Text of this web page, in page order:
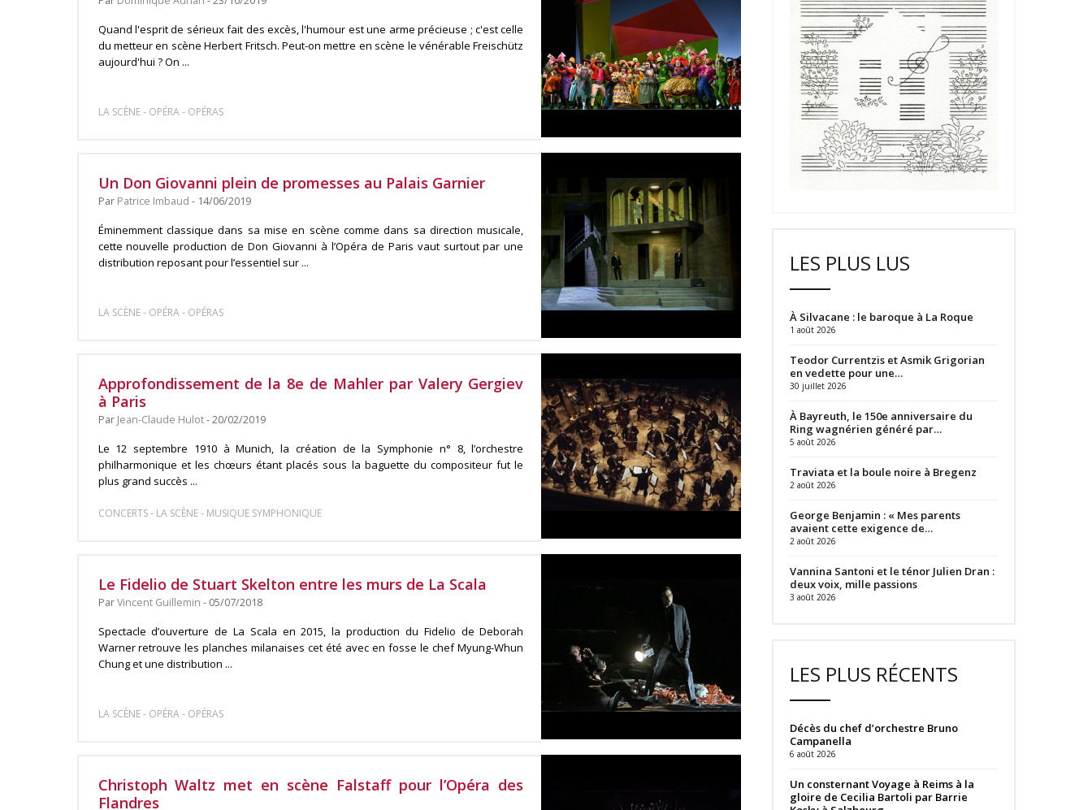
Quand l'esprit de sérieux fait des excès, l'humour est une arme précieuse ; c'est celle
du metteur en scène Herbert Fritsch. Peut-on mettre en scène le vénérable Freischütz
aujourd'hui ? On ...
LA SCÈNE- OPÉRA- OPÉRAS
Un Don Giovanni plein de promesses au Palais Garnier
Par Patrice Imbaud - 14/06/2019
Éminemment classique dans sa mise en scène comme dans sa direction musicale,
cette nouvelle production de Don Giovanni à l’Opéra de Paris vaut surtout par une
distribution reposant pour l’essentiel sur ...
LA SCÈNE- OPÉRA- OPÉRAS
Approfondissement de la 8e de Mahler par Valery Gergiev
à Paris
Par Jean-Claude Hulot- 20/02/2019
Le 12 septembre 1910 à Munich, la création de la Symphonie n° 8, l’orchestre
philharmonique et les chœurs étant placés sous la baguette du compositeur fut le
plus grand succès ...
CONCERTS- LA SCÈNE- MUSIQUE SYMPHONIQUE
Le Fidelio de Stuart Skelton entre les murs de La Scala
ParVincent Guillemin - 05/07/2018
Spectacle d’ouverture de La Scala en 2015, la production du Fidelio de Deborah
Warner retrouve les planches milanaises cet été avec en fosse le chef Myung-Whun
Chung et une distribution ...
LA SCÈNE- OPÉRA- OPÉRAS
Christoph Waltz met en scène Falstaff pour l’Opéra des
Flandres
LES PLUS LUS
À Silvacane : le baroque à La Roque
1 août 2026
Teodor Currentzis et Asmik Grigorian
en vedette pour une…
30 juillet 2026
À Bayreuth, le 150e anniversaire du
Ring wagnérien généré par…
5 août 2026
Traviata et la boule noire à Bregenz
2 août 2026
George Benjamin : « Mes parents
avaient cette exigence de…
2 août 2026
Vannina Santoni et le ténor Julien Dran :
deux voix, mille passions
3 août 2026
LES PLUS RÉCENTS
Décès du chef d’orchestre Bruno
Campanella
6 août 2026
Un consternant Voyage à Reims à la
gloire de Cecilia Bartoli par Barrie